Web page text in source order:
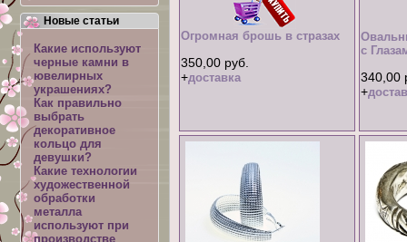
Огромная брошь в стразах
350,00 руб.
+доставка
с
340,00
+
Новые статьи
Какие используют
черные камни в
ювелирных
украшениях?
Как правильно
выбрать
декоративное
кольцо для
девушки?
Какие технологии
художественной
обработки
металла
используют при
производстве